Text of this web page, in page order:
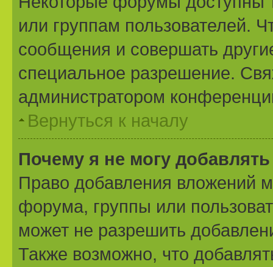
или группам пользователей.
сообщения и совершать
специальное разрешение.
администратором
Вернуться к началу
Почему я не могу
Право добавления вложений
форума, группы или
может не разрешить
Также возможно, что